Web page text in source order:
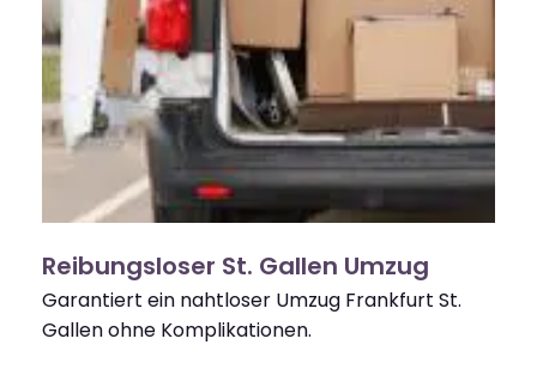
Reibungsloser St. Gallen Umzug
Garantiert ein nahtloser Umzug Frankfurt St.
Gallen ohne Komplikationen.